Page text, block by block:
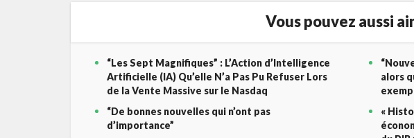
Vous pouvez aussi
“Les Sept Magnifiques” : L’Action d’Intelligence
Artificielle (IA) Qu’elle N’a Pas Pu Refuser Lors
de la Vente Massive sur le Nasdaq
alors
“De bonnes nouvelles qui n’ont pas
d’importance”
«